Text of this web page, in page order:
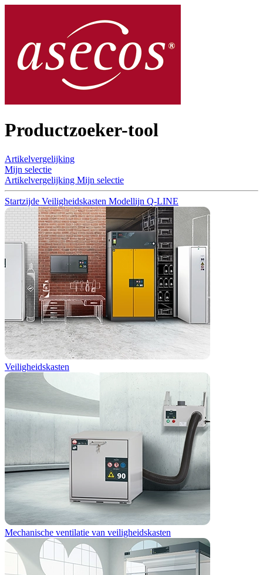
Productzoeker-tool
Artikelvergelijking
Mijn selectie
Artikelvergelijking Mijn selectie
Startzijde Veiligheidskasten Modellijn Q-LINE
Veiligheidskasten
Mechanische ventilatie van veiligheidskasten